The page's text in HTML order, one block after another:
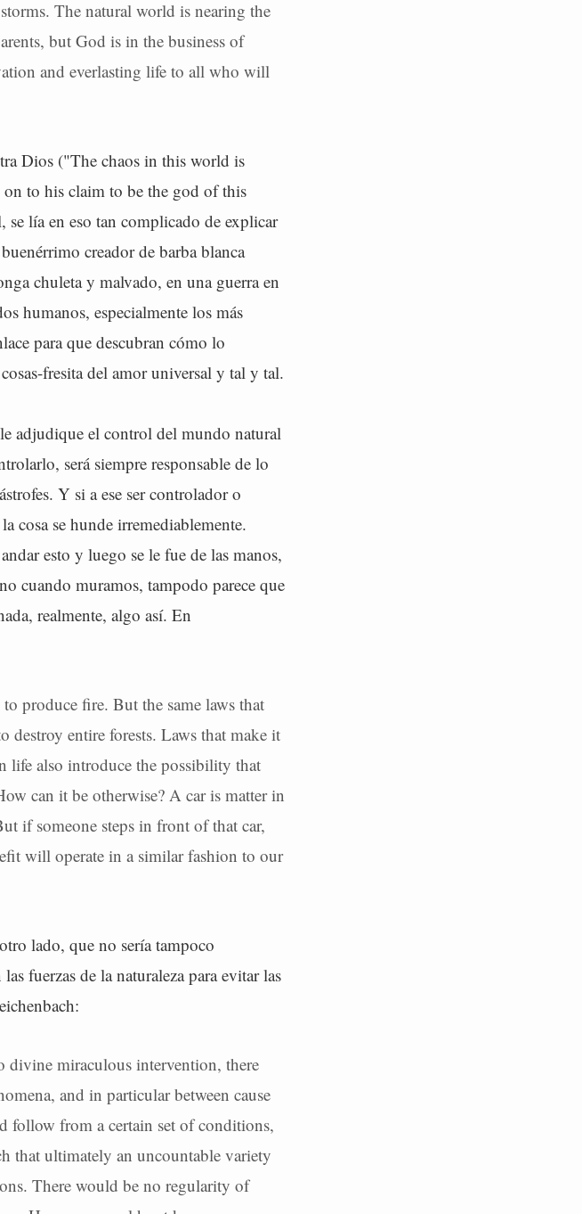
The natural world is nearing the
but God is in the business of
and everlasting life to all who will
Dios ("The chaos in this world is
to his claim to be the god of this
lía en eso tan complicado de explicar
creador de barba blanca
chuleta y malvado, en una guerra en
humanos, especialmente los más
para que descubran cómo lo
fresita del amor universal y tal y tal.
adjudique el control del mundo natural
será siempre responsable de lo
Y si a ese ser controlador o
cosa se hunde irremediablemente.
esto y luego se le fue de las manos,
cuando muramos, tampodo parece que
realmente, algo así. En
produce fire. But the same laws that
entire forests. Laws that make it
life also introduce the possibility that
can it be otherwise? A car is matter in
if someone steps in front of that car,
will operate in a similar fashion to our
lado, que no sería tampoco
fuerzas de la naturaleza para evitar las
divine miraculous intervention, there
and in particular between cause
follow from a certain set of conditions,
that ultimately an uncountable variety
There would be no regularity of